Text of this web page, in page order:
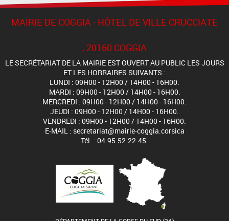
MAIRIE DE COGGIA - HÔTEL DE VILLE CRUCCIATE
, 20160 COGGIA
LE SECRÉTARIAT DE LA MAIRIE EST OUVERT AU PUBLIC LES JOURS
ET LES HORRAIRES SUIVANTS :
LUNDI : 09H00 - 12H00 / 14H00 - 16H00.
MARDI : 09H00 - 12H00 / 14H00 - 16H00.
MERCREDI : 09H00 - 12H00 / 14H00 - 16H00.
JEUDI : 09H00 - 12H00 / 14H00 - 16H00.
VENDREDI : 09H00 - 12H00 / 14H00 - 16H00.
E-MAIL : secretariat@mairie-coggia.corsica
Tél. : 04.95.52.22.45.